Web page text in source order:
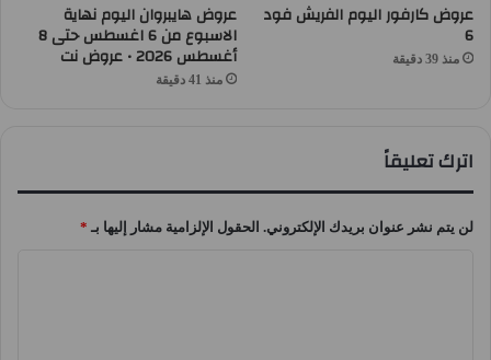
عروض كارفور اليوم الفريش فود
6
منذ 39 دقيقة
عروض هايبروان اليوم نهاية
الاسبوع من 6 اغسطس حتى 8
أغسطس 2026 • عروض نت
منذ 41 دقيقة
اترك تعليقاً
لن يتم نشر عنوان بريدك الإلكتروني. الحقول الإلزامية مشار إليها بـ *